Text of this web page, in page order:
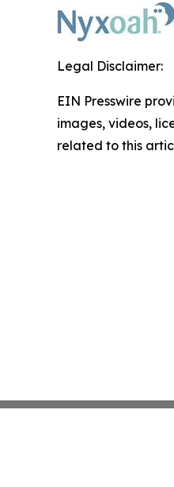
Legal Disclaimer:
EIN Presswire
images, videos,
related to this